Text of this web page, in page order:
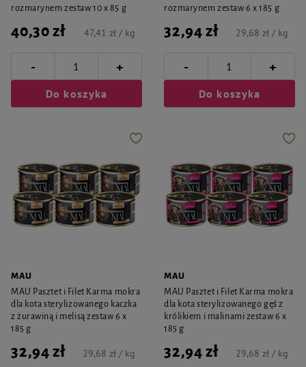
rozmarynem zestaw 10 x 85 g
40,30 zł 47,41 zł / kg
- +
Do koszyka
rozmarynem zestaw 6 x 185 g
32,94 zł 29,68 zł / kg
- +
Do koszyka
MAU
MAU Pasztet i Filet Karma mokra
dla kota sterylizowanego kaczka
z żurawiną i melisą zestaw 6 x
185 g
32,94 zł 29,68 zł / kg
MAU
MAU Pasztet i Filet Karma mokra
dla kota sterylizowanego gęś z
królikiem i malinami zestaw 6 x
185 g
32,94 zł 29,68 zł / kg